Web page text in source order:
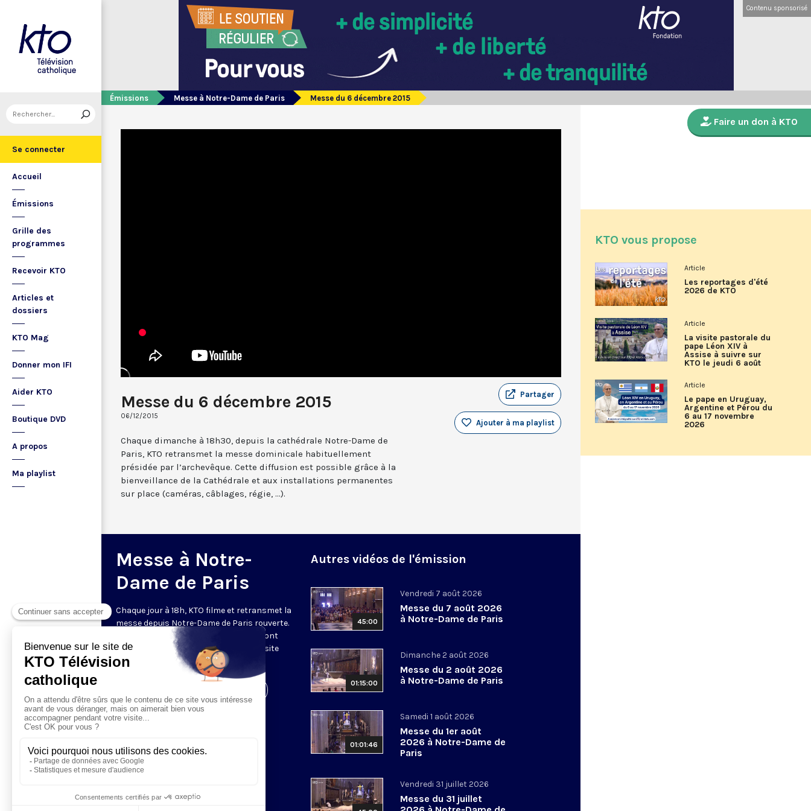
Se connecter
Accueil
Émissions
Grille des
programmes
Recevoir KTO
Articles et
dossiers
KTO Mag
Donner mon IFI
Aider KTO
Boutique DVD
A propos
Ma playlist
Contenu sponsorisé
Émissions Messe à Notre-Dame de Paris Messe du 6 décembre 2015
Messe du 6 décembre 2015
06/12/2015
Partager
Ajouter à ma playlist
Chaque dimanche à 18h30, depuis la cathédrale Notre-Dame de
Paris, KTO retransmet la messe dominicale habituellement
présidée par l’archevêque. Cette diffusion est possible grâce à la
bienveillance de la Cathédrale et aux installations permanentes
sur place (caméras, câblages, régie, ...).
Messe à Notre-
Dame de Paris
Chaque jour à 18h, KTO filme et retransmet la
messe depuis Notre-Dame de Paris rouverte.
Les textes des Vêpres et de la messe sont
presque toujours ceux qu’indiquent le site
www.aelf.org
Autres vidéos de l'émission
45:00
Vendredi 7 août 2026
Messe du 7 août 2026
à Notre-Dame de Paris
01:15:00
Dimanche 2 août 2026
Messe du 2 août 2026
à Notre-Dame de Paris
01:01:46
Samedi 1 août 2026
Messe du 1er août
2026 à Notre-Dame de
Paris
Vendredi 31 juillet 2026
Messe du 31 juillet
Faire un don à KTO
KTO vous propose
Article
Les reportages d'été
2026 de KTO
Article
La visite pastorale du
pape Léon XIV à
Assise à suivre sur
KTO le jeudi 6 août
Article
Le pape en Uruguay,
Argentine et Pérou du
6 au 17 novembre
2026